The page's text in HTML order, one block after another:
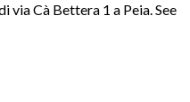
via Cà Bettera 1 a Peia. See